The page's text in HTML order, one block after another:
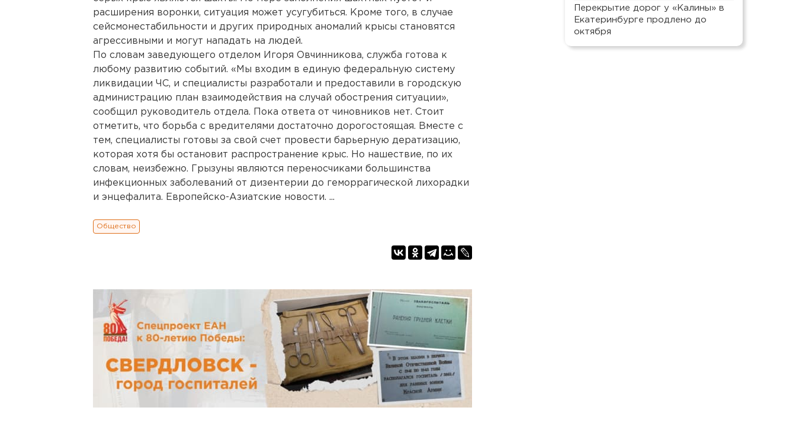
расширения воронки, ситуация может усугубиться. Кроме того, в случае
сейсмонестабильности и других природных аномалий крысы становятся
агрессивными и могут нападать на людей.
По словам заведующего отделом Игоря Овчинникова, служба готова к
любому развитию событий. «Мы входим в единую федеральную систему
ликвидации ЧС, и специалисты разработали и предоставили в городскую
администрацию план взаимодействия на случай обострения ситуации»,
сообщил руководитель отдела. Пока ответа от чиновников нет. Стоит
отметить, что борьба с вредителями достаточно дорогостоящая. Вместе с
тем, специалисты готовы за свой счет провести барьерную дератизацию,
которая хотя бы остановит распространение крыс. Но нашествие, по их
словам, неизбежно. Грызуны являются переносчиками большинства
инфекционных заболеваний от дизентерии до геморрагической лихорадки
и энцефалита. Европейско-Азиатские новости. ...
Общество
Перекрытие дорог у «Калины» в
Екатеринбурге продлено до
октября